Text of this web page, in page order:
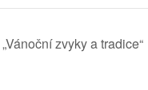
„Vánoční zvyky a tradice“